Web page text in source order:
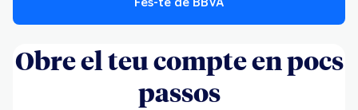
Obre el teu compte en pocs
passos